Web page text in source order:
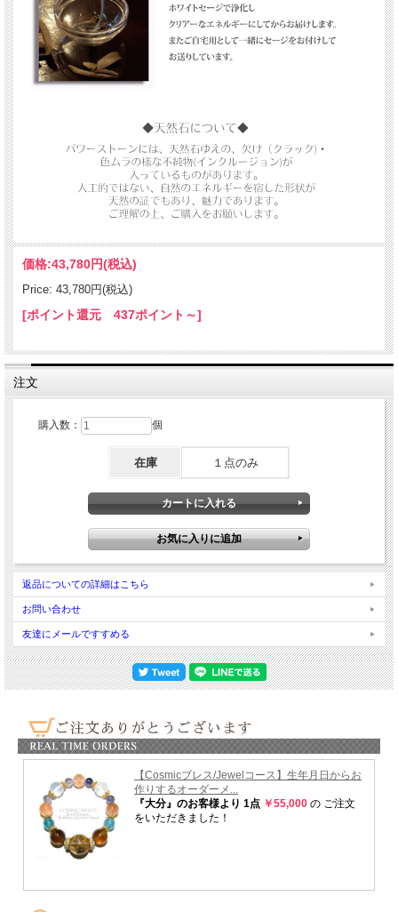
スギライト
スギライトは、私たちの奥深くに眠っているトラウマというか
鍵をかけてしまってしまった、
私たちのそんな膿をもった傷に
働きかけてくれる・・・そんな気がします。
ですから、しばしの間、
傷とかをあらためて見つめさせる、
そんな出来事や機会があるかもしれません。
膿だしをしてこそ、傷口が治ってくるという
ハートの奥深い、ヒーリングをもたらしてくれるような気がします。
奥深いところからの「愛」が湧き出て
神聖なる 愛を引き寄せる。。。と
スギライトは語ってくれているようです。
真の愛を求めている方には
大きなサポートになってくれるクリスタルです。
ローズクォーツなどにはない、
もっと厳しいけれど、深い深い愛というものを教えてくれるために
あえて自分がブロックになっているところを
ハートチャクラと愛、そしてソウルメイト。
価格:43,780円(税込)
Price: 43,780円(税込)
[ポイント還元 437ポイント～]
注文
購入数： 個
在庫 １点のみ
返品についての詳細はこちら
お問い合わせ
友達にメールですすめる